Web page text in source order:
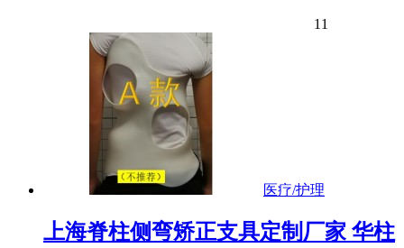
11
医疗/护理
上海脊柱侧弯矫正支具定制厂家 华柱